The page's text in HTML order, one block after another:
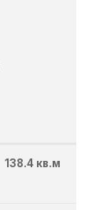
138.4 кв.м